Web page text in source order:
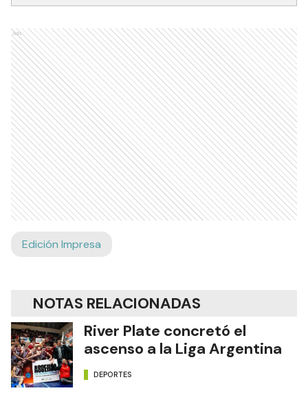
Ads
Edición Impresa
NOTAS RELACIONADAS
River Plate concretó el
ascenso a la Liga Argentina
DEPORTES